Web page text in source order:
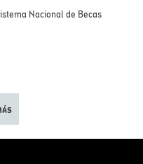
Nacional de Becas